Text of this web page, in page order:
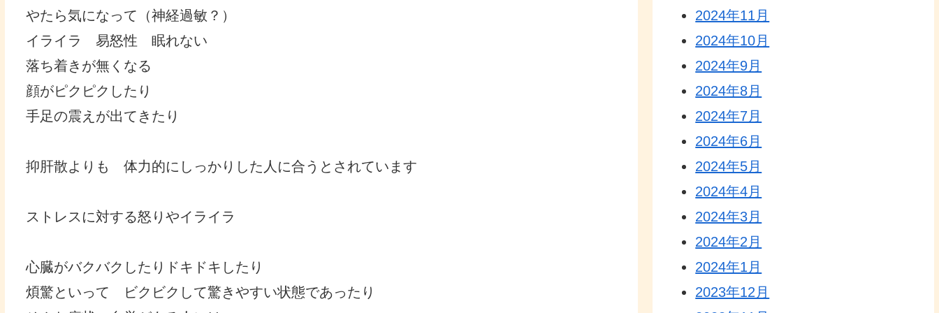
やたら気になって（神経過敏？）
イライラ 易怒性 眠れない
落ち着きが無くなる
顔がピクピクしたり
手足の震えが出てきたり
抑肝散よりも 体力的にしっかりした人に合うとされています
ストレスに対する怒りやイライラ
心臓がバクバクしたりドキドキしたり
煩驚といって ビクビクして驚きやすい状態であったり
2024年11月
2024年10月
2024年9月
2024年8月
2024年7月
2024年6月
2024年5月
2024年4月
2024年3月
2024年2月
2024年1月
2023年12月